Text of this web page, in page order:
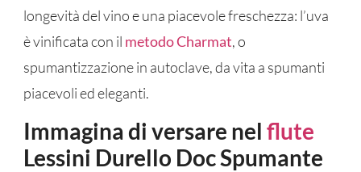
longevità del vino e una piacevole freschezza: l’uva
è vinificata con il metodo Charmat, o
spumantizzazione in autoclave, da vita a spumanti
piacevoli ed eleganti.
Immagina di versare nel flute
Lessini Durello Doc Spumante